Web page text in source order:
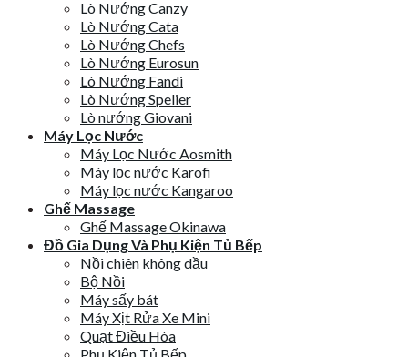
Lò Nướng Canzy
Lò Nướng Cata
Lò Nướng Chefs
Lò Nướng Eurosun
Lò Nướng Fandi
Lò Nướng Spelier
Lò nướng Giovani
Máy Lọc Nước
Máy Lọc Nước Aosmith
Máy lọc nước Karofi
Máy lọc nước Kangaroo
Ghế Massage
Ghế Massage Okinawa
Đồ Gia Dụng Và Phụ Kiện Tủ Bếp
Nồi chiên không dầu
Bộ Nồi
Máy sấy bát
Máy Xịt Rửa Xe Mini
Quạt Điều Hòa